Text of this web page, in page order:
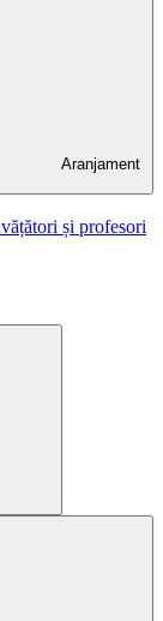
Aranjament
și profesori